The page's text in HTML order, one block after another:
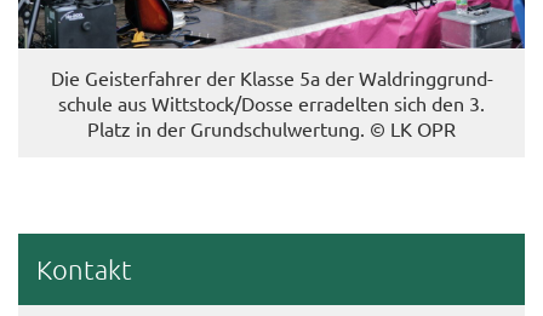
Die Geis­ter­fah­rer der Klas­se 5a der Wald­ring­grund­
schu­le aus Witt­stock/Dosse er­ra­del­ten sich den 3.
Platz in der Grund­schul­wer­tung. © LK OPR
Kon­takt